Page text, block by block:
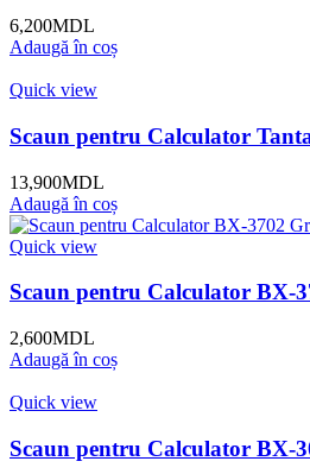
6,200MDL
Adaugă în coș
Quick view
Scaun pentru Calculator
13,900MDL
Adaugă în coș
Quick view
Scaun pentru Calculator BX-
2,600MDL
Adaugă în coș
Quick view
Scaun pentru Calculator BX-